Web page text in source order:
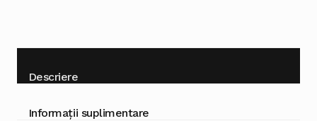
Descriere
Informații suplimentare